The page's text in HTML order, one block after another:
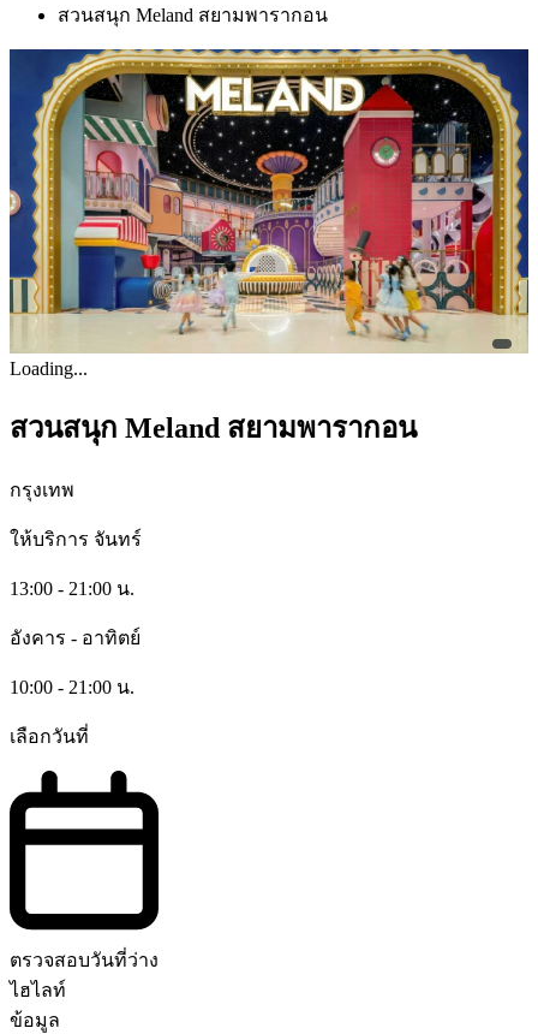
สวนสนุก Meland สยามพารากอน
Loading...
สวนสนุก Meland สยามพารากอน
กรุงเทพ
ให้บริการ จันทร์
13:00 - 21:00 น.
อังคาร - อาทิตย์
10:00 - 21:00 น.
เลือกวันที่
ตรวจสอบวันที่ว่าง
ไฮไลท์
ข้อมูล